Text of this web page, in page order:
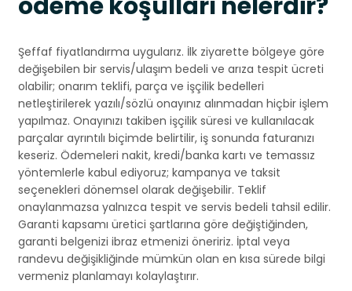
ödeme koşulları nelerdir?
Şeffaf fiyatlandırma uygularız. İlk ziyarette bölgeye göre
değişebilen bir servis/ulaşım bedeli ve arıza tespit ücreti
olabilir; onarım teklifi, parça ve işçilik bedelleri
netleştirilerek yazılı/sözlü onayınız alınmadan hiçbir işlem
yapılmaz. Onayınızı takiben işçilik süresi ve kullanılacak
parçalar ayrıntılı biçimde belirtilir, iş sonunda faturanızı
keseriz. Ödemeleri nakit, kredi/banka kartı ve temassız
yöntemlerle kabul ediyoruz; kampanya ve taksit
seçenekleri dönemsel olarak değişebilir. Teklif
onaylanmazsa yalnızca tespit ve servis bedeli tahsil edilir.
Garanti kapsamı üretici şartlarına göre değiştiğinden,
garanti belgenizi ibraz etmenizi öneririz. İptal veya
randevu değişikliğinde mümkün olan en kısa sürede bilgi
vermeniz planlamayı kolaylaştırır.